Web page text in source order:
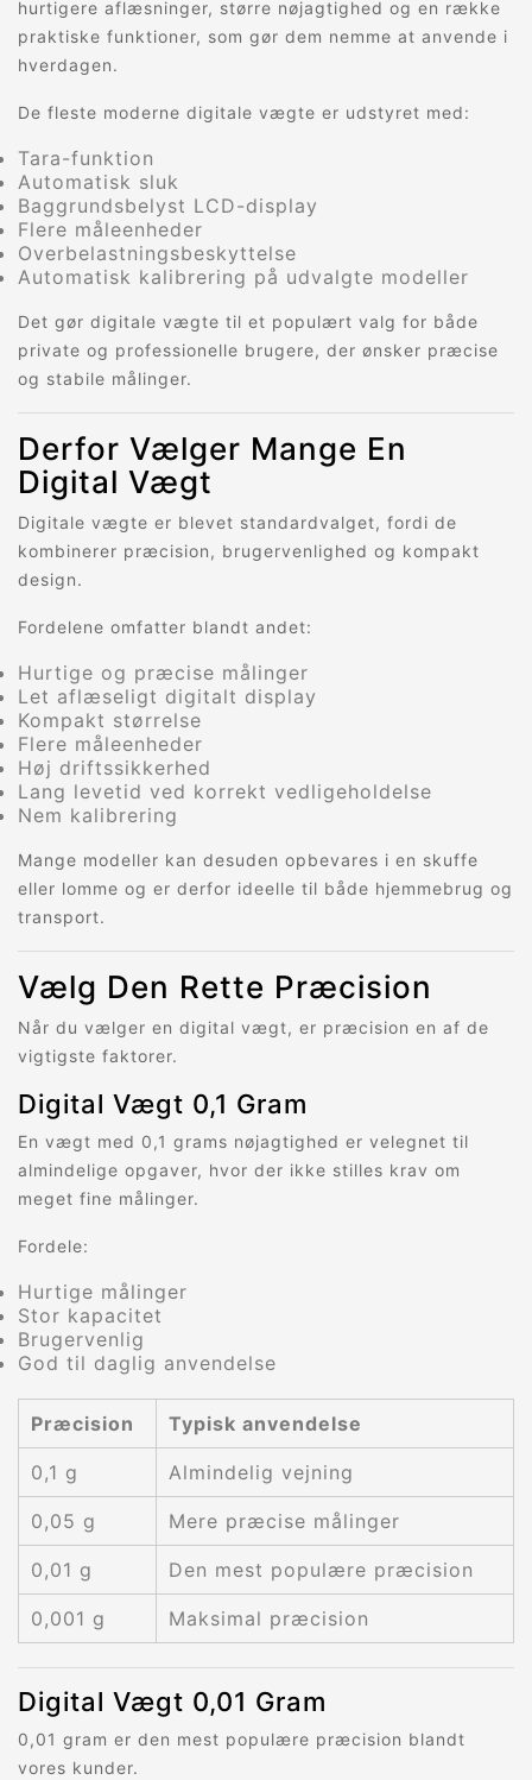
hurtigere aflæsninger, større nøjagtighed og en række
praktiske funktioner, som gør dem nemme at anvende i
hverdagen.
De fleste moderne digitale vægte er udstyret med:
Tara-funktion
Automatisk sluk
Baggrundsbelyst LCD-display
Flere måleenheder
Overbelastningsbeskyttelse
Automatisk kalibrering på udvalgte modeller
Det gør digitale vægte til et populært valg for både
private og professionelle brugere, der ønsker præcise
og stabile målinger.
Derfor Vælger Mange En
Digital Vægt
Digitale vægte er blevet standardvalget, fordi de
kombinerer præcision, brugervenlighed og kompakt
design.
Fordelene omfatter blandt andet:
Hurtige og præcise målinger
Let aflæseligt digitalt display
Kompakt størrelse
Flere måleenheder
Høj driftssikkerhed
Lang levetid ved korrekt vedligeholdelse
Nem kalibrering
Mange modeller kan desuden opbevares i en skuffe
eller lomme og er derfor ideelle til både hjemmebrug og
transport.
Vælg Den Rette Præcision
Når du vælger en digital vægt, er præcision en af de
vigtigste faktorer.
Digital Vægt 0,1 Gram
En vægt med 0,1 grams nøjagtighed er velegnet til
almindelige opgaver, hvor der ikke stilles krav om
meget fine målinger.
Fordele:
Hurtige målinger
Stor kapacitet
Brugervenlig
God til daglig anvendelse
Præcision Typisk anvendelse
0,1 g Almindelig vejning
0,05 g Mere præcise målinger
0,01 g Den mest populære præcision
0,001 g Maksimal præcision
Digital Vægt 0,01 Gram
0,01 gram er den mest populære præcision blandt
vores kunder.